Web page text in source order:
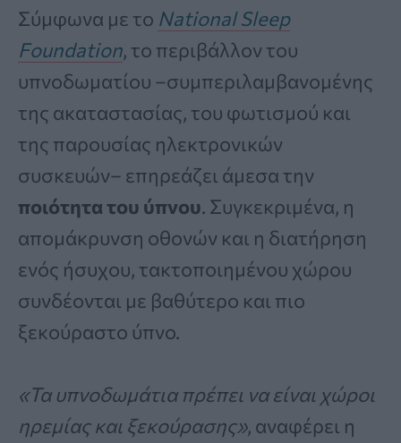
Σύμφωνα με το National Sleep
Foundation, το περιβάλλον του
υπνοδωματίου –συμπεριλαμβανομένης
της ακαταστασίας, του φωτισμού και
της παρουσίας ηλεκτρονικών
συσκευών– επηρεάζει άμεσα την
ποιότητα του ύπνου. Συγκεκριμένα, η
απομάκρυνση οθονών και η διατήρηση
ενός ήσυχου, τακτοποιημένου χώρου
συνδέονται με βαθύτερο και πιο
ξεκούραστο ύπνο.
«Τα υπνοδωμάτια πρέπει να είναι χώροι
ηρεμίας και ξεκούρασης», αναφέρει η